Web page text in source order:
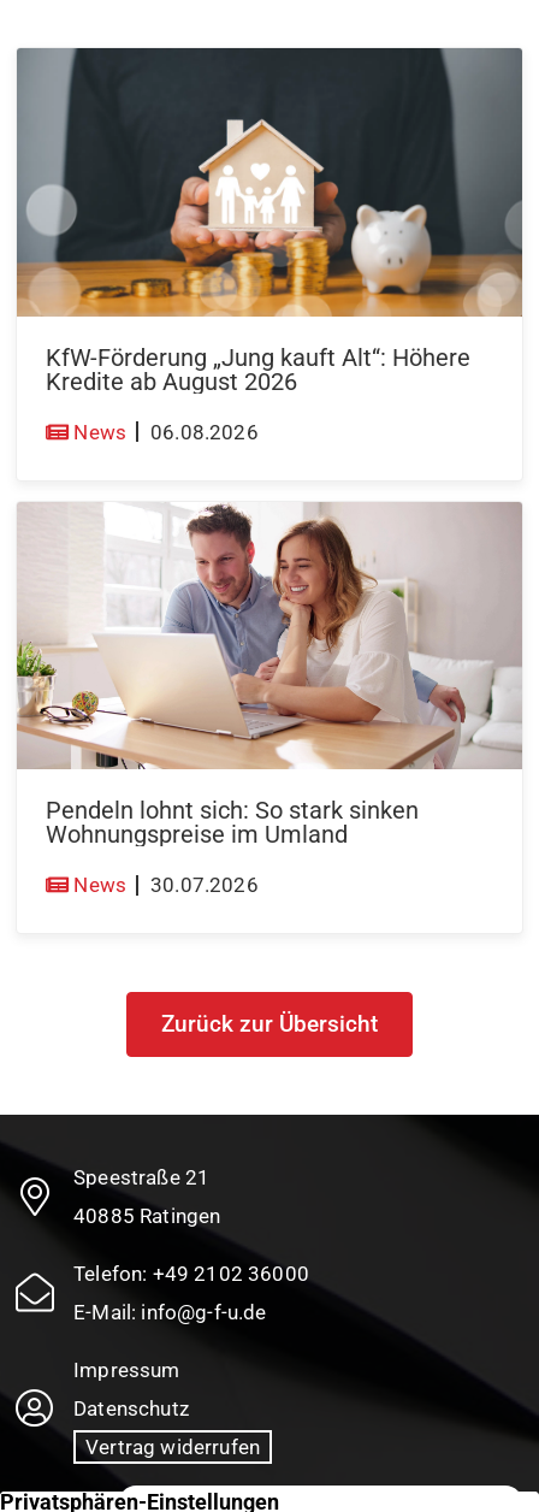
KfW-Förderung „Jung kauft Alt“: Höhere
Kredite ab August 2026
News 06.08.2026
Pendeln lohnt sich: So stark sinken
Wohnungspreise im Umland
News 30.07.2026
Zurück zur Übersicht
Speestraße 21
40885 Ratingen
Telefon: +49 2102 36000
E-Mail: info@g-f-u.de
Impressum
Datenschutz
Vertrag widerrufen